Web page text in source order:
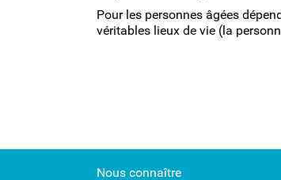
Pour les personnes âgées
véritables lieux de vie (la
Nous connaître